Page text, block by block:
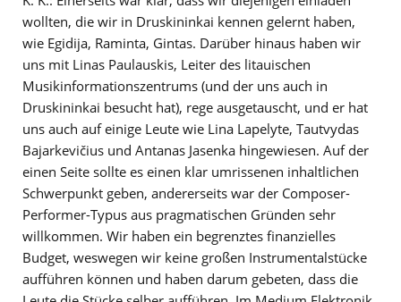
wollten, die wir in Druskininkai kennen gelernt haben,
wie Egidija, Raminta, Gintas. Darüber hinaus haben wir
uns mit Linas Paulauskis, Leiter des litauischen
Musikinformationszentrums (und der uns auch in
Druskininkai besucht hat), rege ausgetauscht, und er hat
uns auch auf einige Leute wie Lina Lapelyte, Tautvydas
Bajarkevičius und Antanas Jasenka hingewiesen. Auf der
einen Seite sollte es einen klar umrissenen inhaltlichen
Schwerpunkt geben, andererseits war der Composer-
Performer-Typus aus pragmatischen Gründen sehr
willkommen. Wir haben ein begrenztes finanzielles
Budget, weswegen wir keine großen Instrumentalstücke
aufführen können und haben darum gebeten, dass die